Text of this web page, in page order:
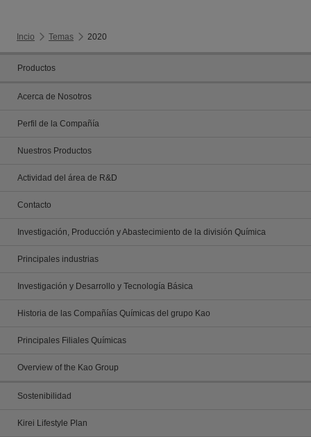
Incio Temas 2020
Productos
Acerca de Nosotros
Perfil de la Compañía
Nuestros Productos
Actividad del área de R&D
Contacto
Investigación, Producción y Abastecimiento de la división Química
Principales industrias
Investigación y Desarrollo y Tecnología Básica
Historia de las Compañías Químicas del grupo Kao
Principales Filiales Químicas
Overview of the Kao Group
Sostenibilidad
Kirei Lifestyle Plan